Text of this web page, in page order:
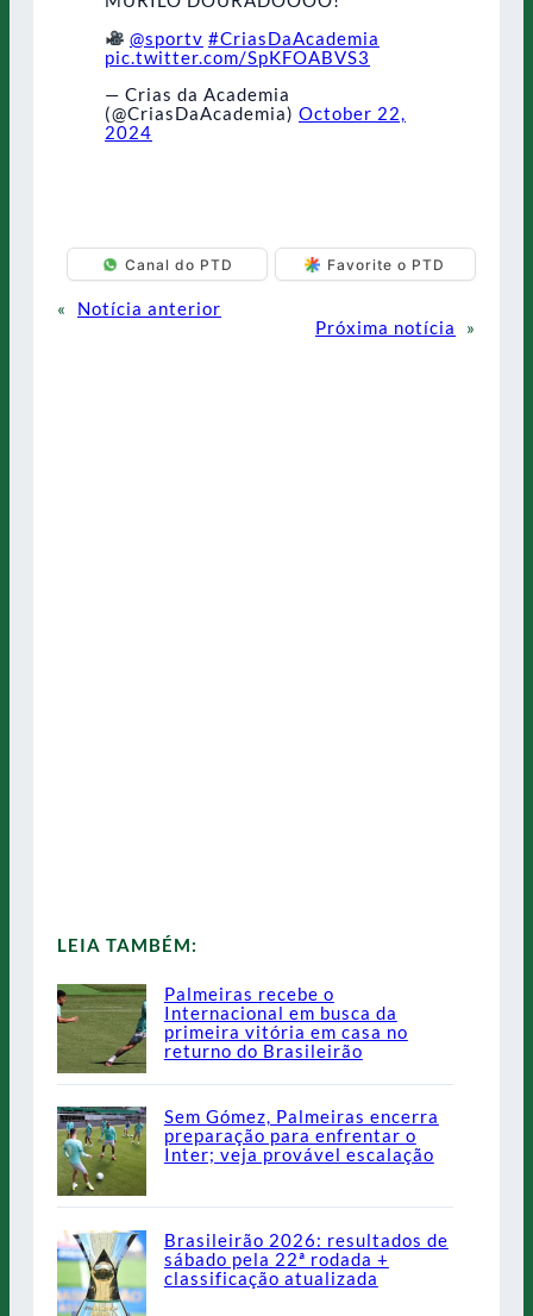
@sportv #CriasDaAcademia
pic.twitter.com/SpKFOABVS3
— Crias da Academia
(@CriasDaAcademia) October 22,
2024
Canal do PTD Favorite o PTD
«
Notícia anterior
Próxima notícia
»
LEIA TAMBÉM:
Palmeiras recebe o
Internacional em busca da
primeira vitória em casa no
returno do Brasileirão
Sem Gómez, Palmeiras encerra
preparação para enfrentar o
Inter; veja provável escalação
Brasileirão 2026: resultados de
sábado pela 22ª rodada +
classificação atualizada